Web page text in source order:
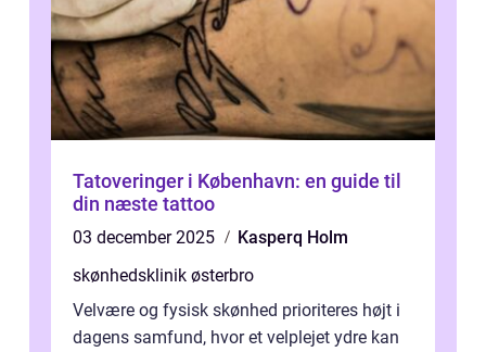
Tatoveringer i København: en guide til
din næste tattoo
03 december 2025
Kasperq Holm
skønhedsklinik østerbro
Velvære og fysisk skønhed prioriteres højt i
dagens samfund, hvor et velplejet ydre kan